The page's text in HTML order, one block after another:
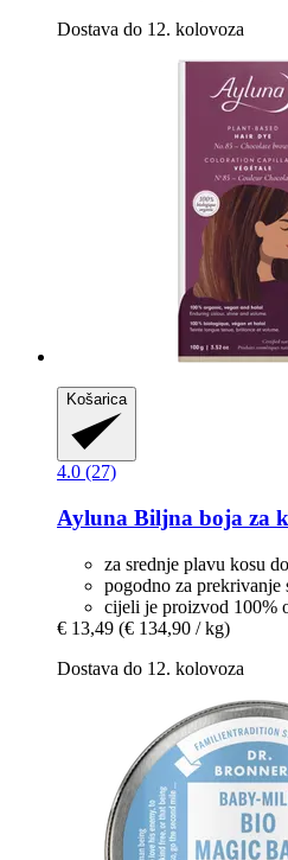
Dostava do 12. kolovoza
Košarica
4.0 (27)
Ayluna Biljna boja za
za srednje plavu kosu
pogodno za prekrivanje
cijeli je proizvod 100%
€ 13,49 (€ 134,90 / kg)
Dostava do 12. kolovoza